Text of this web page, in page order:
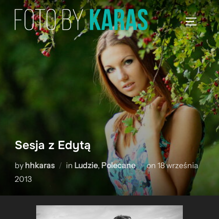
Skip
Sesja z Edytą
by hhkaras in Ludzie, Polecane on Posted
18 września
2013